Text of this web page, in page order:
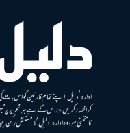
ادارہ ’دلیل‘ اپنے تمام قارئین کو اس
کر اظہار کریں اور اس کے لیے ہر تحریر
کا متمنی ہو، وہ ادارہ ’دلیل‘ کا مستقل